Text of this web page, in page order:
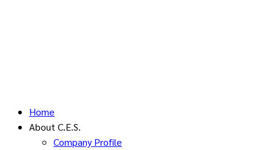
Home
About C.E.S.
Company Profile